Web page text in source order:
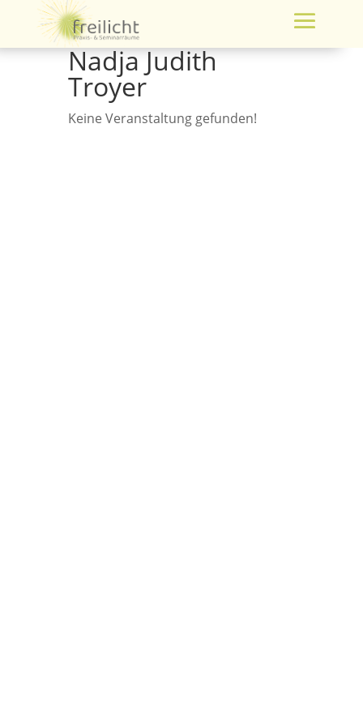
Nadja Judith
Troyer
Keine Veranstaltung gefunden!